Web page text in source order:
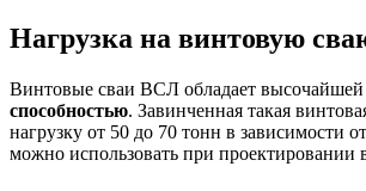
Нагрузка на винтовую
Винтовые сваи ВСЛ обладает высочайшей
способностью. Завинченная такая
нагрузку от 50 до 70 тонн в зависимости
можно использовать при проектировании